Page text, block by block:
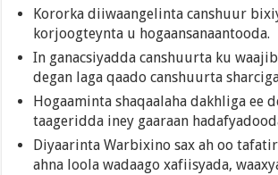
Kororka diiwaangelinta canshuur
korjoogteynta u hogaansanaantooda.
In ganacsiyadda canshuurta ku
degan laga qaado canshuurta
Hogaaminta shaqaalaha dakhliga ee
taageridda iney gaaraan
Diyaarinta Warbixino sax ah oo
ahna loola wadaago xafiisyada,